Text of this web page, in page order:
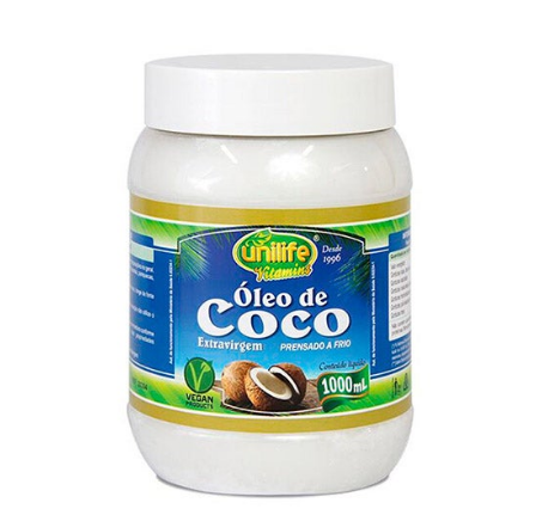
recente